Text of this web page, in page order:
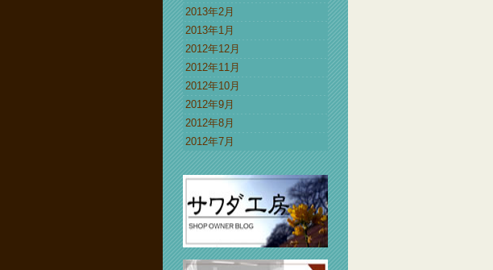
2013年2月
2013年1月
2012年12月
2012年11月
2012年10月
2012年9月
2012年8月
2012年7月